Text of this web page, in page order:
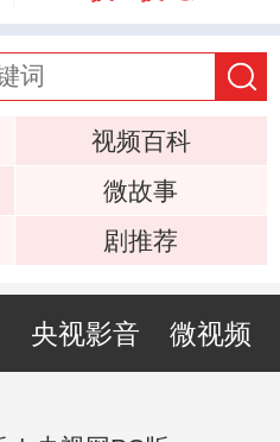
视频百科
微故事
剧推荐
央视影音 微视频